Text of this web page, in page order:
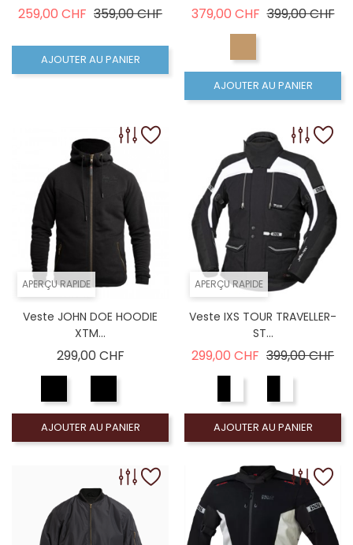
259,00 CHF Prix de base
359,00 CHFPrix
AJOUTER AU PANIER
379,00 CHF Prix de base
399,00 CHF
AJOUTER AU PANIER
APERÇU RAPIDE
Veste JOHN DOE HOODIE
XTM...
299,00 CHFPrix
AJOUTER AU PANIER
APERÇU RAPIDE
Veste IXS TOUR TRAVELLER-
ST...
299,00 CHF Prix de base
399,00 CHF
AJOUTER AU PANIER